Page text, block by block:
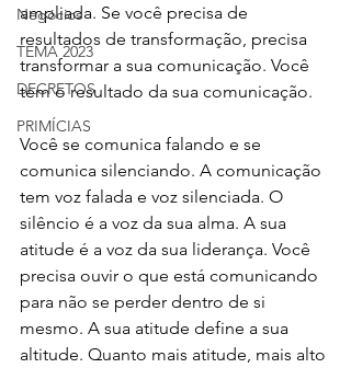
Negócios
TEMA 2023
DECRETOS
PRIMÍCIAS
ampliada. Se você precisa de
resultados de transformação, precisa
transformar a sua comunicação. Você
tem o resultado da sua comunicação.
Você se comunica falando e se
comunica silenciando. A comunicação
tem voz falada e voz silenciada. O
silêncio é a voz da sua alma. A sua
atitude é a voz da sua liderança. Você
precisa ouvir o que está comunicando
para não se perder dentro de si
mesmo. A sua atitude define a sua
altitude. Quanto mais atitude, mais alto